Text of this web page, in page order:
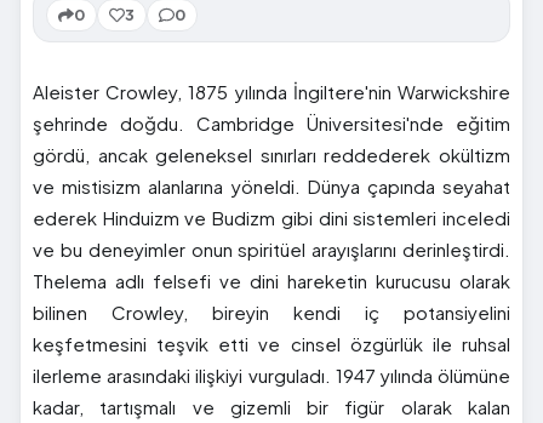
0 3 0
Aleister Crowley, 1875 yılında İngiltere'nin Warwickshire
şehrinde doğdu. Cambridge Üniversitesi'nde eğitim
gördü, ancak geleneksel sınırları reddederek okültizm
ve mistisizm alanlarına yöneldi. Dünya çapında seyahat
ederek Hinduizm ve Budizm gibi dini sistemleri inceledi
ve bu deneyimler onun spiritüel arayışlarını derinleştirdi.
Thelema adlı felsefi ve dini hareketin kurucusu olarak
bilinen Crowley, bireyin kendi iç potansiyelini
keşfetmesini teşvik etti ve cinsel özgürlük ile ruhsal
ilerleme arasındaki ilişkiyi vurguladı. 1947 yılında ölümüne
kadar, tartışmalı ve gizemli bir figür olarak kalan